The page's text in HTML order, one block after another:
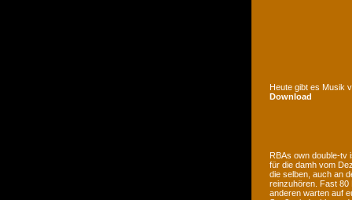
Heute gibt es Musik
Download
RBAs own double-tv
für die damh vom
die selben, auch an
reinzuhören. Fast 80
anderen warten auf